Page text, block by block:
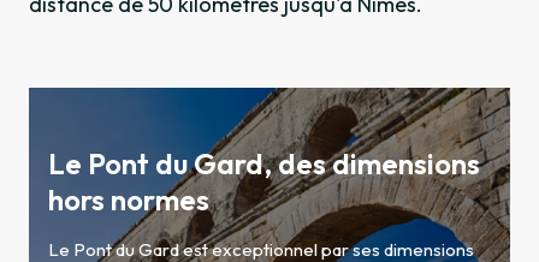
Le Pont du Gard, des dimensions
hors normes
Le Pont du Gard est exceptionnel par ses dimensions